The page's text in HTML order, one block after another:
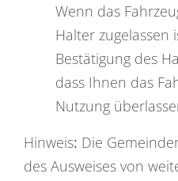
Wenn das
Halter zugelassen
Bestätigung des
dass Ihnen das
Nutzung
Hinweis: Die
des Ausweises von